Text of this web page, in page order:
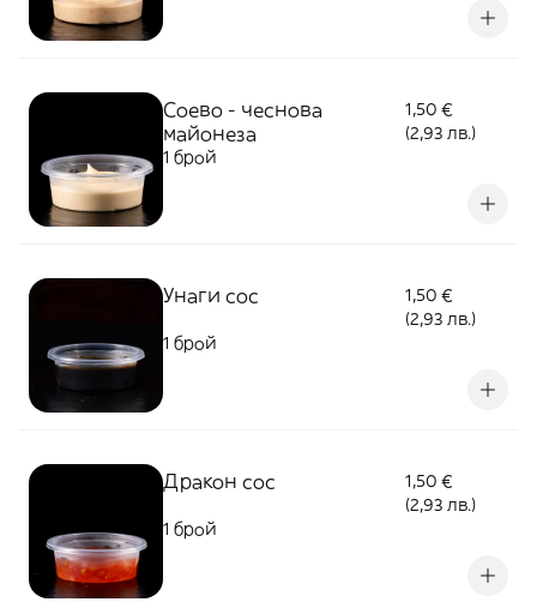
Соево - чеснова
майонеза
1,50 €
(2,93 лв.)
1 брой
Унаги сос
1,50 €
(2,93 лв.)
1 брой
Дракон сос
1,50 €
(2,93 лв.)
1 брой